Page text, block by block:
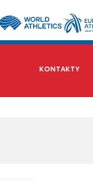
KONTAKTY